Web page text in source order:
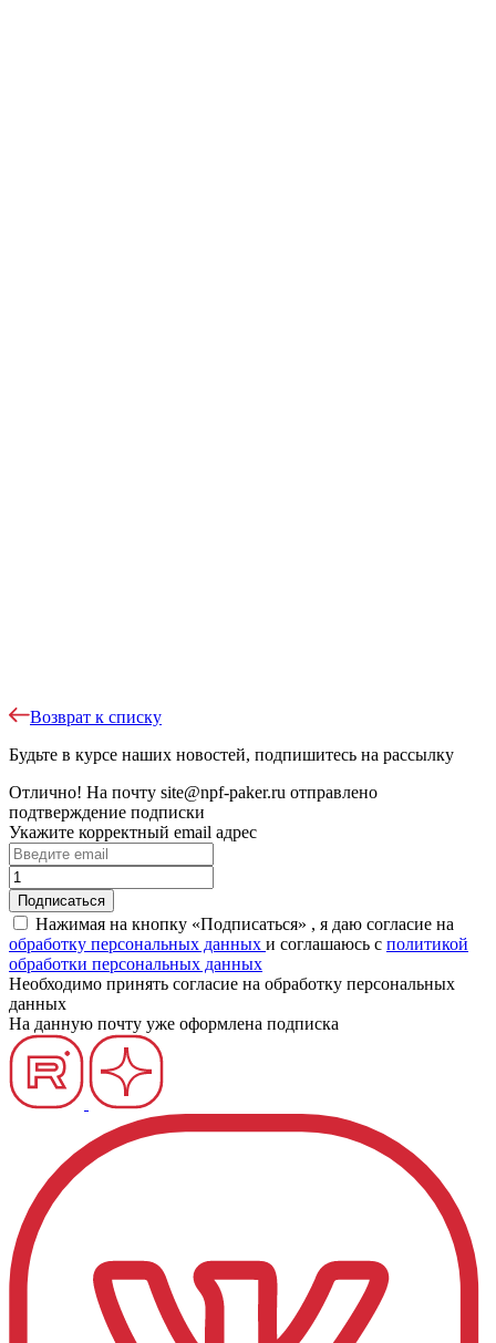
Возврат к списку
Будьте в курсе наших новостей, подпишитесь на рассылку
Отлично! На почту site@npf-paker.ru отправлено
подтверждение подписки
Укажите корректный email адрес
Нажимая на кнопку «Подписаться» , я даю согласие на
обработку персональных данных и соглашаюсь c политикой
обработки персональных данных
Необходимо принять согласие на обработку персональных
данных
На данную почту уже оформлена подписка